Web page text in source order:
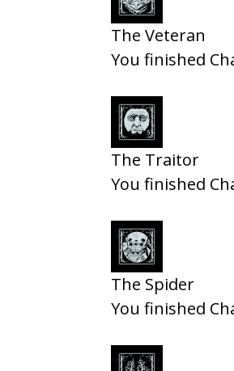
The Veteran
You finished
The Traitor
You finished
The Spider
You finished